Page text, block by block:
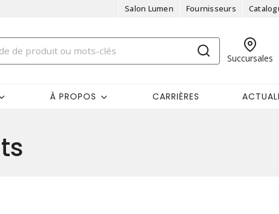
Salon Lumen Fournisseurs
Succursales
À PROPOS CARRIÈRES